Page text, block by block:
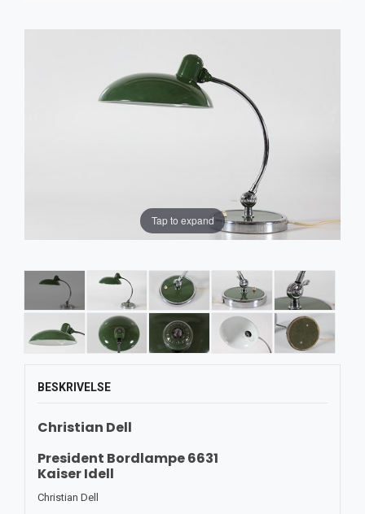
Tap to expand
BESKRIVELSE
Christian Dell
President Bordlampe 6631
Kaiser Idell
Christian Dell